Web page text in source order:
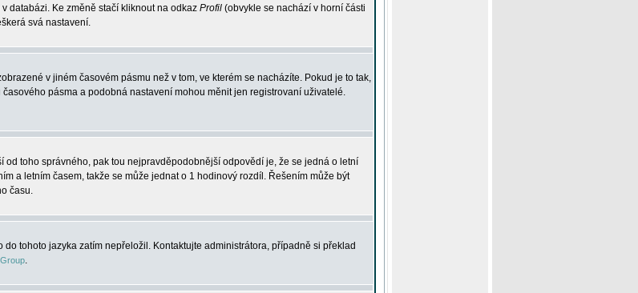
databázi. Ke změně stačí kliknout na odkaz Profil (obvykle se nachází v horní části
svá nastavení.
v jiném časovém pásmu než v tom, ve kterém se nacházíte. Pokud je to tak,
pásma a podobná nastavení mohou měnit jen registrovaní uživatelé.
od toho správného, pak tou nejpravděpodobnější odpovědí je, že se jedná o letní
a letním časem, takže se může jednat o 1 hodinový rozdíl. Řešením může být
času.
tohoto jazyka zatím nepřeložil. Kontaktujte administrátora, případně si překlad
.